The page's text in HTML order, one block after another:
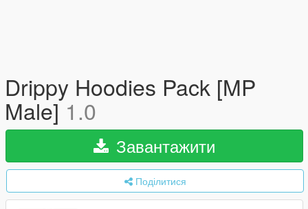
Drippy Hoodies Pack [MP
Male]1.0
Завантажити
Поділитися